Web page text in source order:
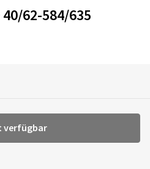
62-584/635
verfügbar